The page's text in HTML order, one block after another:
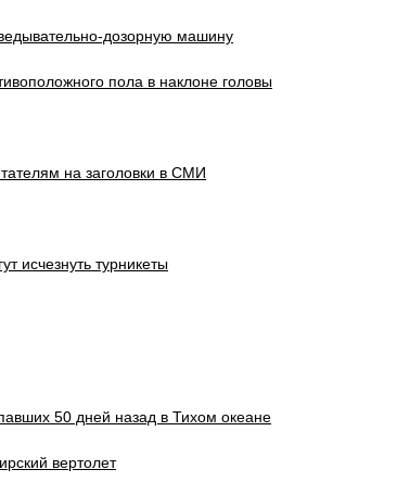
дозорную машину
пола в наклоне головы
на заголовки в СМИ
исчезнуть турникеты
50 дней назад в Тихом океане
вертолет